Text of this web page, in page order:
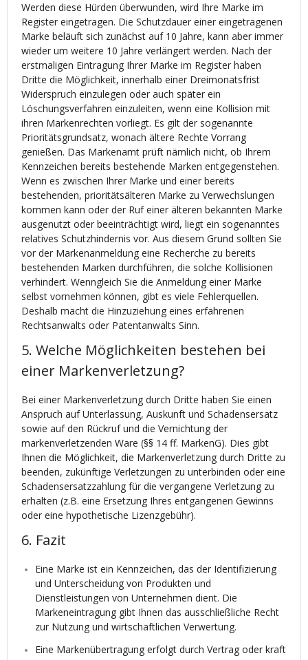
Werden diese Hürden überwunden, wird Ihre Marke im
Register eingetragen. Die Schutzdauer einer eingetragenen
Marke beläuft sich zunächst auf 10 Jahre, kann aber immer
wieder um weitere 10 Jahre verlängert werden. Nach der
erstmaligen Eintragung Ihrer Marke im Register haben
Dritte die Möglichkeit, innerhalb einer Dreimonatsfrist
Widerspruch einzulegen oder auch später ein
Löschungsverfahren einzuleiten, wenn eine Kollision mit
ihren Markenrechten vorliegt. Es gilt der sogenannte
Prioritätsgrundsatz, wonach ältere Rechte Vorrang
genießen. Das Markenamt prüft nämlich nicht, ob Ihrem
Kennzeichen bereits bestehende Marken entgegenstehen.
Wenn es zwischen Ihrer Marke und einer bereits
bestehenden, prioritätsälteren Marke zu Verwechslungen
kommen kann oder der Ruf einer älteren bekannten Marke
ausgenutzt oder beeinträchtigt wird, liegt ein sogenanntes
relatives Schutzhindernis vor. Aus diesem Grund sollten Sie
vor der Markenanmeldung eine Recherche zu bereits
bestehenden Marken durchführen, die solche Kollisionen
verhindert. Wenngleich Sie die Anmeldung einer Marke
selbst vornehmen können, gibt es viele Fehlerquellen.
Deshalb macht die Hinzuziehung eines erfahrenen
Rechtsanwalts oder Patentanwalts Sinn.
5. Welche Möglichkeiten bestehen bei
einer Markenverletzung?
Bei einer Markenverletzung durch Dritte haben Sie einen
Anspruch auf Unterlassung, Auskunft und Schadensersatz
sowie auf den Rückruf und die Vernichtung der
markenverletzenden Ware (§§ 14 ff. MarkenG). Dies gibt
Ihnen die Möglichkeit, die Markenverletzung durch Dritte zu
beenden, zukünftige Verletzungen zu unterbinden oder eine
Schadensersatzzahlung für die vergangene Verletzung zu
erhalten (z.B. eine Ersetzung Ihres entgangenen Gewinns
oder eine hypothetische Lizenzgebühr).
6. Fazit
Eine Marke ist ein Kennzeichen, das der Identifizierung
und Unterscheidung von Produkten und
Dienstleistungen von Unternehmen dient. Die
Markeneintragung gibt Ihnen das ausschließliche Recht
zur Nutzung und wirtschaftlichen Verwertung.
Eine Markenübertragung erfolgt durch Vertrag oder kraft